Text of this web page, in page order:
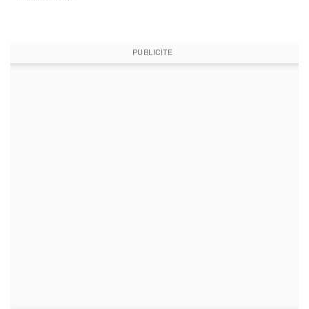
PUBLICITE